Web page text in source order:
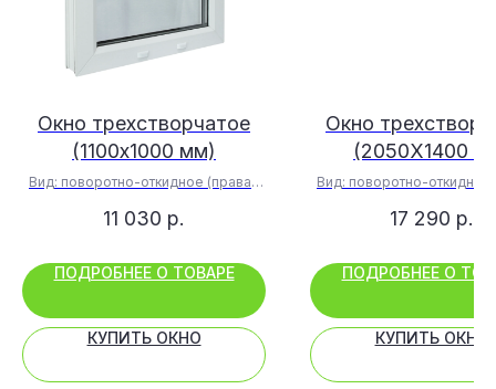
Окно трехстворчатое
(1100х1000 мм)
Вид: поворотно-откидное (правая
Профиль: WHS 60 Halo
Стеклопакет: 24(4-16-4)
11 030 р.
ПОДРОБНЕЕ О ТОВАРЕ
КУПИТЬ ОКНО
Окно
(2050Х1400
Вид: поворотно-откидное
Профиль: WHS 60
Стеклопакет: 32(4-10-
17 290 р.
ПОДРОБНЕЕ О
КУПИТЬ ОКНО